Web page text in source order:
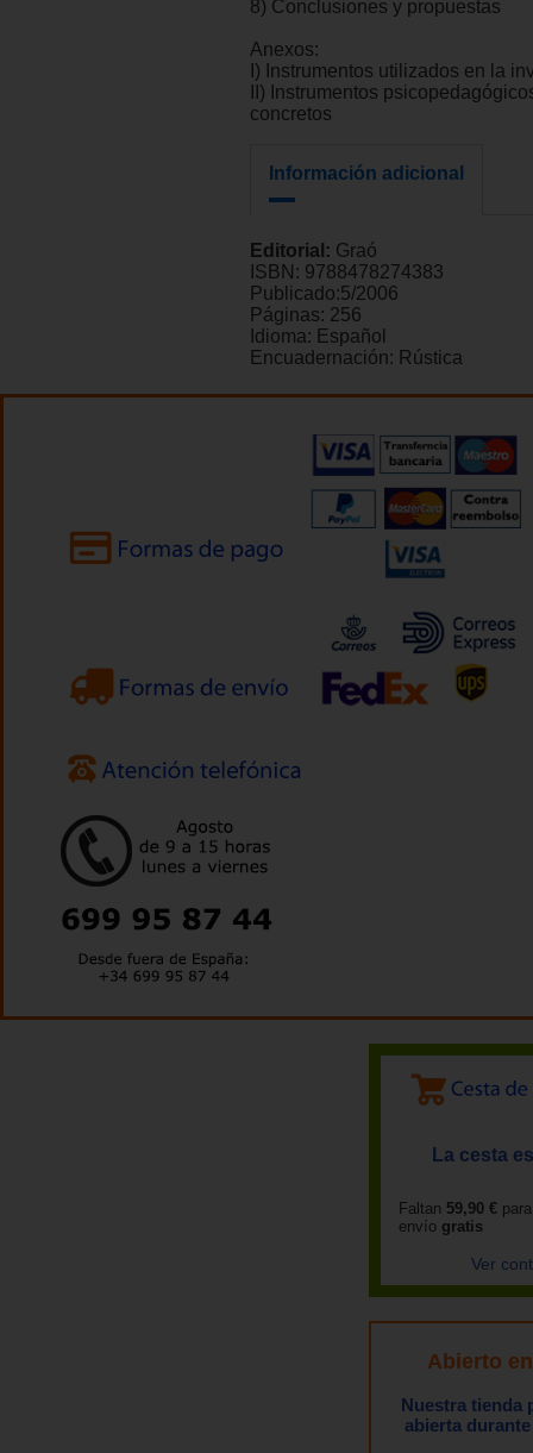
8) Conclusiones y propuestas
Anexos:
I) Instrumentos utilizados en la
II) Instrumentos
concretos
Información adicional
Editorial: Graó
ISBN: 9788478274383
Publicado:5/2006
Páginas: 256
Idioma: Español
Encuadernación: Rústica
La cesta
Faltan 59,90 €
envío gratis
Ver
Abierto
Nuestra tienda
abierta